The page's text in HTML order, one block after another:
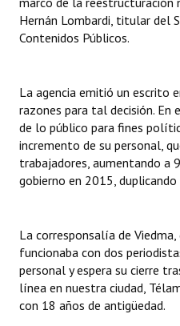
Mujeres que Dejaron Huellas
Ciudadano Ilustre - Registro
Banca del Vecino - Registro
Huéspedes de Honor -
Antiguos Pobladores -
Bariloche, Municipio
Entrega de distinciones
Hernán Lombardi, titular del
Contenidos Públicos.
La agencia emitió un escrito
razones para tal decisión.
de lo público para fines
incremento de su personal,
trabajadores, aumentando a
gobierno en 2015,
La corresponsalía de
funcionaba con dos
personal y espera su cierre
línea en nuestra ciudad,
con 18 años de antigüedad.